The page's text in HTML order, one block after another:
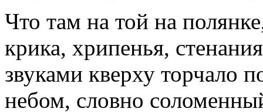
Что там на той на
крика, хрипенья,
звуками кверху торчало
небом, словно